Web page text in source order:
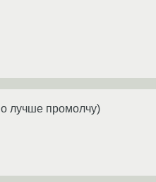
лучше промолчу)